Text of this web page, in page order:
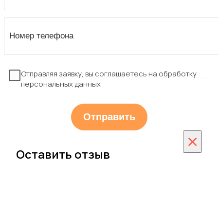
Отправляя заявку, вы соглашаетесь на обработку
персональных данных
×
Оставить отзыв